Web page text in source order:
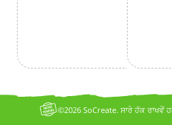
©2026 SoCreate. ਸਾਰੇ ਹੱਕ ਰਾਖਵੇਂ